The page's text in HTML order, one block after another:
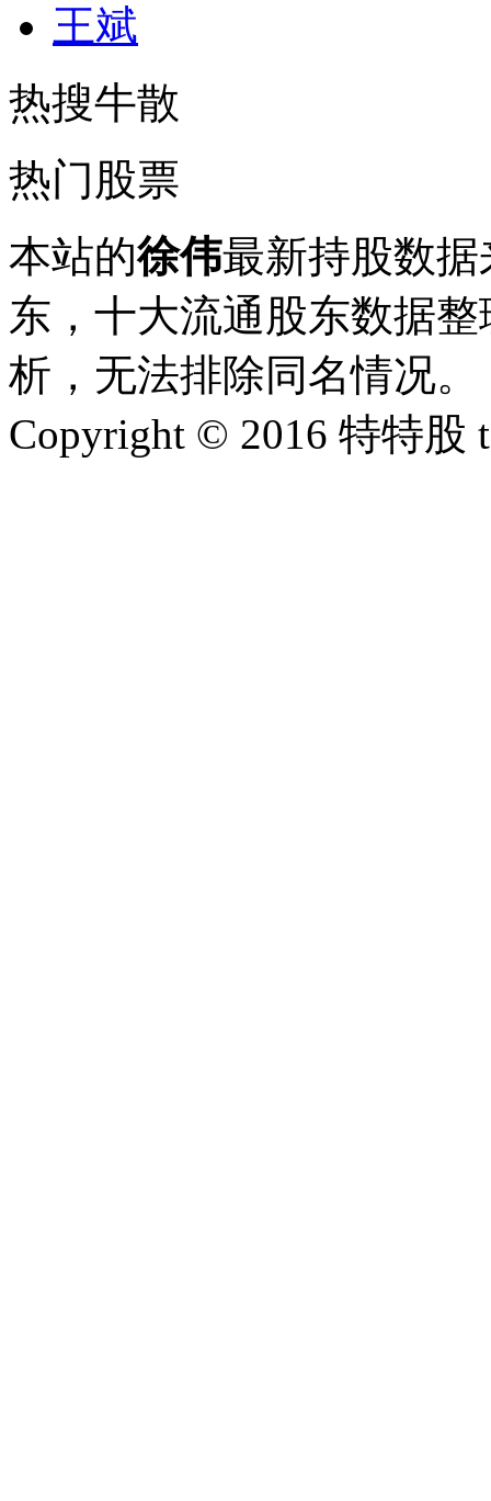
王斌
热搜牛散
热门股票
本站的徐伟最新持股数
东，十大流通股东数据
析，无法排除同名情况。
Copyright © 2016 特特股